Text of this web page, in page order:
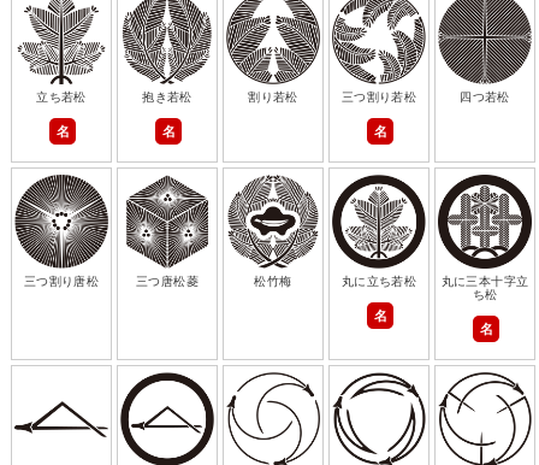
立ち若松
名
抱き若松
名
割り若松 三つ割り若松
名
四つ若松
三つ割り唐松 三つ唐松菱 松竹梅 丸に立ち若松
名
丸に三本十字立
ち松
名